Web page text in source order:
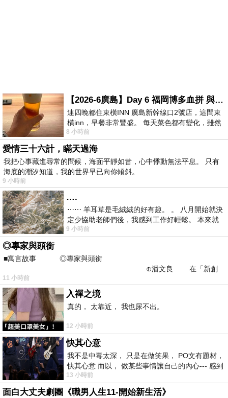
【2026-6廣島】Day 6 福岡博多血拼 與機場接送少年司機深夜對談
連四晚都住東橫INN 廣島新幹線口2號店，這間東
橫inn，早餐非常豐盛。 每天菜色都有變化，雖然
看到工作人員拿出料理包加熱，但
8 小時前
愛情三十六計，瞞天過海
我把心事藏進尋常的問候，海面平靜如昔，心中悸動無法平息。 只有
海底的潮汐知道，我的世界早已向你傾斜。
9 小時前
….
⋯⋯ 羊耳草是毛絨絨的好有趣。 。 八月開始就決
定少協助老師們後，我感到工作好輕鬆。 本來就
不是我的工作啊。 真
9 小時前
◎專家與頭銜
■寓言故事 ◎專家與頭銜
⊕潘文良 在「新創
之谷」裡——
11 小時前
入禪之境
真的， 太靠近， 我也尿不出。
12 小時前
快其心意
我不是中毒太深， 只是在做笑果， PO文有題材，
快其心意 而以， 做某些事情讓自己的內心--- 感到
愉快。
13 小時前
面白大丈夫劇團《職男人生11-開始新生活》